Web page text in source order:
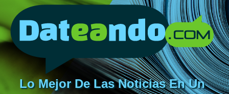
menú
Lo Mejor De Las Noticias En Un